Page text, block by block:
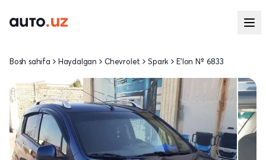
Bosh sahifa Haydalgan Chevrolet Spark E'lon № 6833